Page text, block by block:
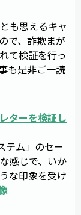
も思えるキャ
で、詐欺まが
て検証を行っ
も是非ご一読
ターを検証し
テム」のセー
感じで、いか
な印象を受け